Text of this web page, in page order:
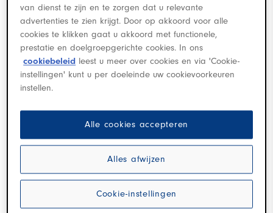
Corolla Touring Sports
van dienst te zijn en te zorgen dat u relevante
advertenties te zien krijgt. Door op akkoord voor alle
cookies te klikken gaat u akkoord met functionele,
prestatie en doelgroepgerichte cookies. In ons
cookiebeleid leest u meer over cookies en via 'Cookie-
instellingen' kunt u per doeleinde uw cookievoorkeuren
instellen.
Alles afwijzen
Alle cookies accepteren
Cookie-instellingen